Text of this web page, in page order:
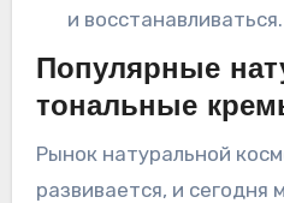
и восстанавливаться.
Популярные
тональные
Рынок натуральной
развивается, и сегодня